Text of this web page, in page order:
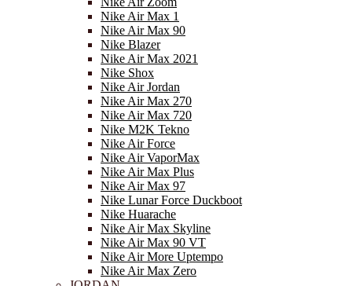
Nike Air Max 1
Nike Air Max 90
Nike Blazer
Nike Air Max 2021
Nike Shox
Nike Air Jordan
Nike Air Max 270
Nike Air Max 720
Nike M2K Tekno
Nike Air Force
Nike Air VaporMax
Nike Air Max Plus
Nike Air Max 97
Nike Lunar Force Duckboot
Nike Huarache
Nike Air Max Skyline
Nike Air Max 90 VT
Nike Air More Uptempo
Nike Air Max Zero